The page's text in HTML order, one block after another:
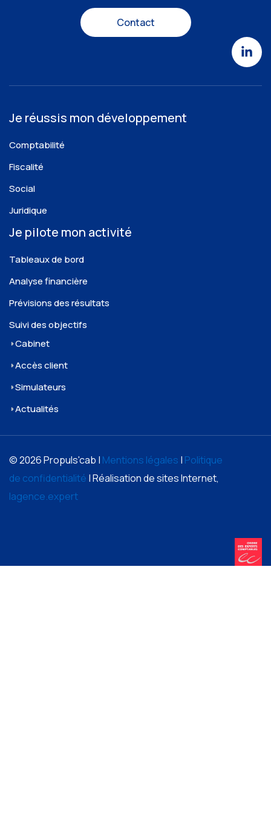
Contact
Je réussis mon développement
Comptabilité
Fiscalité
Social
Juridique
Je pilote mon activité
Tableaux de bord
Analyse financière
Prévisions des résultats
Suivi des objectifs
Cabinet
Accès client
Simulateurs
Actualités
© 2026 Propuls'cab | Mentions légales | Politique
de confidentialité | Réalisation de sites Internet,
lagence.expert